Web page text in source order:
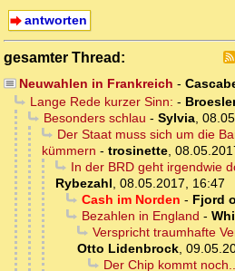
antworten
gesamter Thread:
Neuwahlen in Frankreich -
Lange Rede kurzer Sinn: -
Besonders schlau - Sylvia,
Der Staat muss sich um die
kümmern - trosinette,
In der BRD geht irgendwie
Rybezahl, 08.05.2017, 16:47
Cash im Norden - Fjord
Bezahlen in England -
Verspricht traumhafte
Otto Lidenbrock,
Der Chip kommt